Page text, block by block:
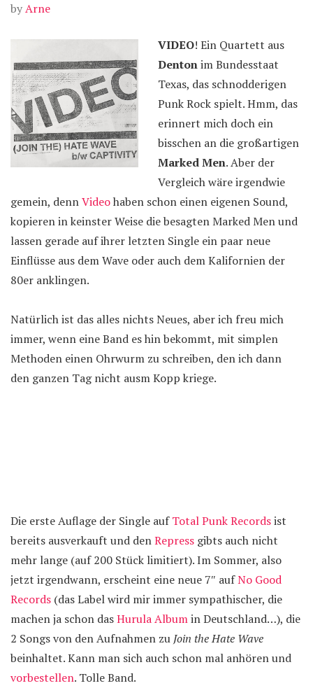
byArne
VIDEO! Ein Quartett aus
Dentonim Bundesstaat
Texas, das schnodderigen
Punk Rock spielt. Hmm, das
erinnert mich doch ein
bisschen an die großartigen
Marked Men. Aber der
Vergleich wäre irgendwie
gemein, dennVideohaben schon einen eigenen Sound,
kopieren in keinster Weise die besagten Marked Men und
lassen gerade auf ihrer letzten Single ein paar neue
Einflüsse aus dem Wave oder auch dem Kalifornien der
80er anklingen.
Natürlich ist das alles nichts Neues, aber ich freu mich
immer, wenn eine Band es hin bekommt, mit simplen
Methoden einen Ohrwurm zu schreiben, den ich dann
den ganzen Tag nicht ausm Kopp kriege.
Die erste Auflage der Single aufTotal Punk Recordsist
bereits ausverkauft und denRepress gibts auch nicht
mehr lange (auf 200 Stück limitiert). Im Sommer, also
jetzt irgendwann, erscheint eine neue 7″ aufNo Good
Records (das Label wird mir immer sympathischer, die
machen ja schon dasHurula Albumin Deutschland…), die
2 Songs von den Aufnahmen zu Join the Hate Wave
beinhaltet. Kann man sich auch schon mal anhören und
vorbestellen. Tolle Band.